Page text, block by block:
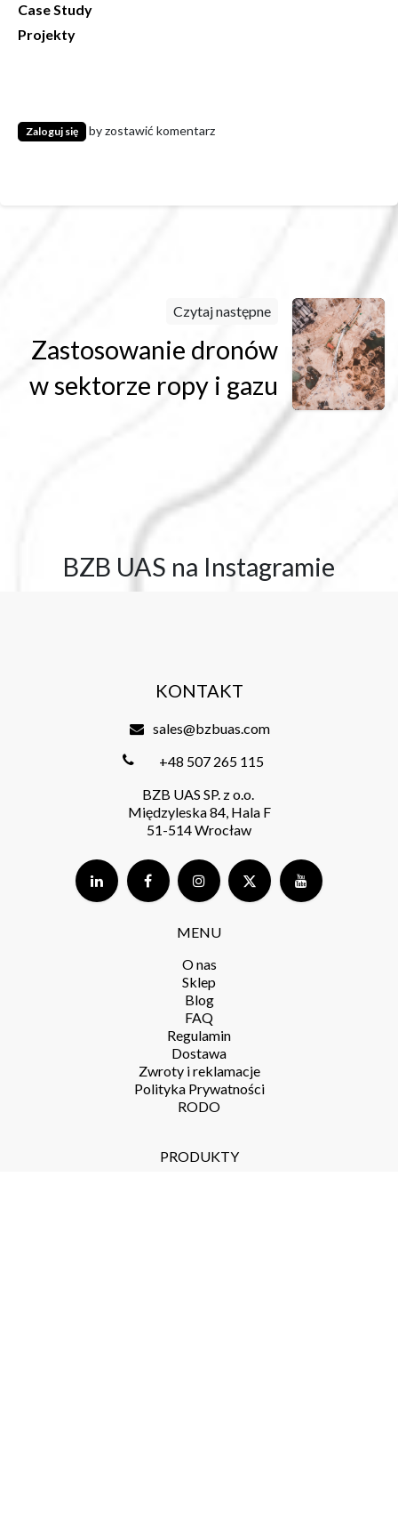
Case Study
Projekty
Zaloguj się by zostawić komentarz
Czytaj następne
Zastosowanie dronów
w sektorze ropy i gazu
BZB UAS na Instagramie
MENU
O nas
Sklep
Blog
FAQ
Regulamin
Dostawa
Zwroty i reklamacje
Polityka Prywatności
RODO
PRODUKTY
KONTAKT
sales@bzbuas.com
+48 507 265 115
BZB UAS SP. z o.o.
Międzyleska 84, Hala F
51-514 Wrocław